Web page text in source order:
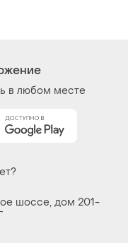
в любом месте
шоссе, дом 201-